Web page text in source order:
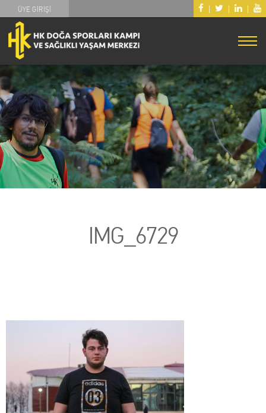
| | |
ÜYE GİRİŞİ
IMG_6729